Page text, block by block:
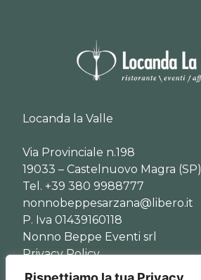
Locanda la Valle
Via Provinciale n.198
19033 – Castelnuovo Magra (SP)
Tel. +39 380 9988777
nonnobeppesarzana@libero.it
P. Iva 01439160118
Nonno Beppe Eventi srl
Privacy Policy